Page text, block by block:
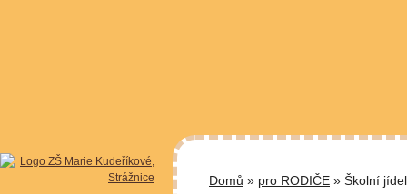
Domů » pro RODIČE » Školní